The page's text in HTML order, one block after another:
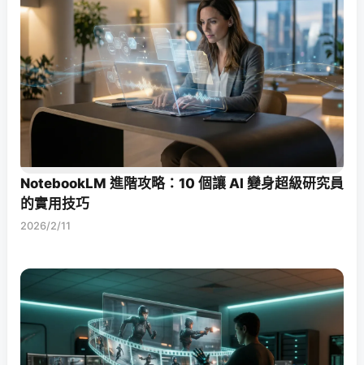
NotebookLM 進階攻略：10 個讓 AI 變身超級研究員
的實用技巧
2026/2/11